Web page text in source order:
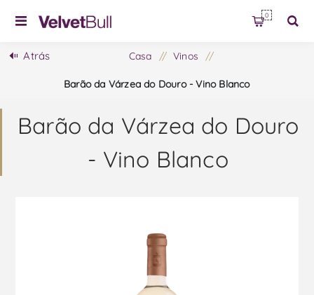
0
Atrás Casa / Vinos /
Barão da Várzea do Douro - Vino Blanco
Barão da Várzea do Douro
- Vino Blanco